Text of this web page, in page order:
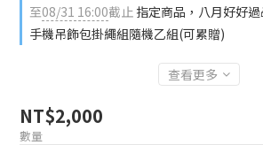
至08/31 16:00截止 指定商品，八月好好
手機吊飾包掛繩組隨機乙組(可累贈)
查看更多
NT$2,000
數量